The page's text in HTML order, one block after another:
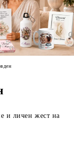
и личен жест на